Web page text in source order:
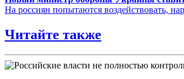
На россиян попытаются воздействовать,
Читайте также